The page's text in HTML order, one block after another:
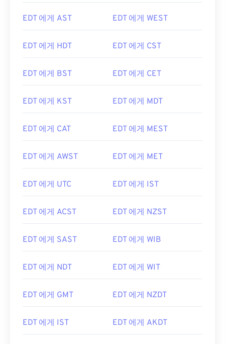
EDT 에게 AST EDT 에게 WEST
EDT 에게 HDT EDT 에게 CST
EDT 에게 BST EDT 에게 CET
EDT 에게 KST EDT 에게 MDT
EDT 에게 CAT EDT 에게 MEST
EDT 에게 AWST EDT 에게 MET
EDT 에게 UTC EDT 에게 IST
EDT 에게 ACST EDT 에게 NZST
EDT 에게 SAST EDT 에게 WIB
EDT 에게 NDT EDT 에게 WIT
EDT 에게 GMT EDT 에게 NZDT
EDT 에게 IST EDT 에게 AKDT